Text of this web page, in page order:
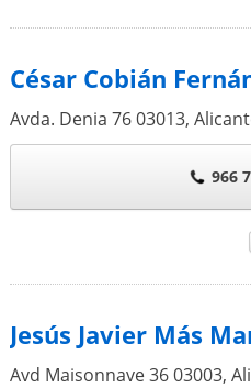
César Cobián
Avda. Denia 7603013,
966
Jesús Javier Más
Avd Maisonnave 3603003,